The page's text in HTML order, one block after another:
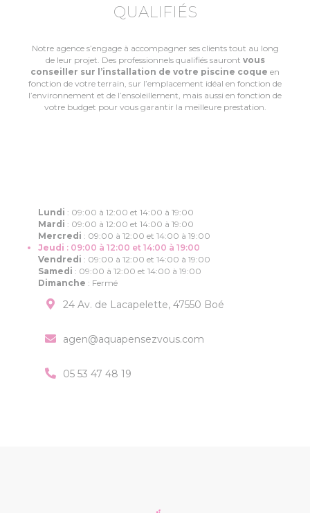
QUALIFIÉS
Notre agence s’engage à accompagner ses clients tout au long
de leur projet. Des professionnels qualifiés sauront vous
conseiller sur l’installation de votre piscine coque en
fonction de votre terrain, sur l’emplacement idéal en fonction de
l’environnement et de l’ensoleillement, mais aussi en fonction de
votre budget pour vous garantir la meilleure prestation.
Lundi : 09:00 à 12:00 et 14:00 à 19:00
Mardi : 09:00 à 12:00 et 14:00 à 19:00
Mercredi : 09:00 à 12:00 et 14:00 à 19:00
Jeudi : 09:00 à 12:00 et 14:00 à 19:00
Vendredi : 09:00 à 12:00 et 14:00 à 19:00
Samedi : 09:00 à 12:00 et 14:00 à 19:00
Dimanche : Fermé
24 Av. de Lacapelette, 47550 Boé
agen@aquapensezvous.com
05 53 47 48 19